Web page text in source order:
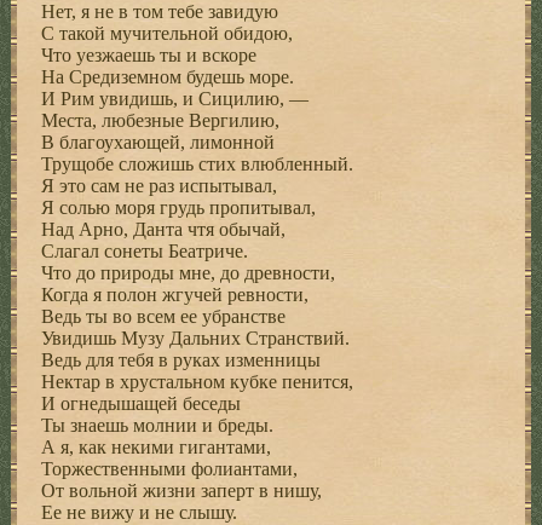
Нет, я не в том тебе завидую
С такой мучительной обидою,
Что уезжаешь ты и вскоре
На Средиземном будешь море.
И Рим увидишь, и Сицилию, —
Места, любезные Вергилию,
В благоухающей, лимонной
Трущобе сложишь стих влюбленный.
Я это сам не раз испытывал,
Я солью моря грудь пропитывал,
Над Арно, Данта чтя обычай,
Слагал сонеты Беатриче.
Что до природы мне, до древности,
Когда я полон жгучей ревности,
Ведь ты во всем ее убранстве
Увидишь Музу Дальних Странствий.
Ведь для тебя в руках изменницы
Нектар в хрустальном кубке пенится,
И огнедышащей беседы
Ты знаешь молнии и бреды.
А я, как некими гигантами,
Торжественными фолиантами,
От вольной жизни заперт в нишу,
Ее не вижу и не слышу.